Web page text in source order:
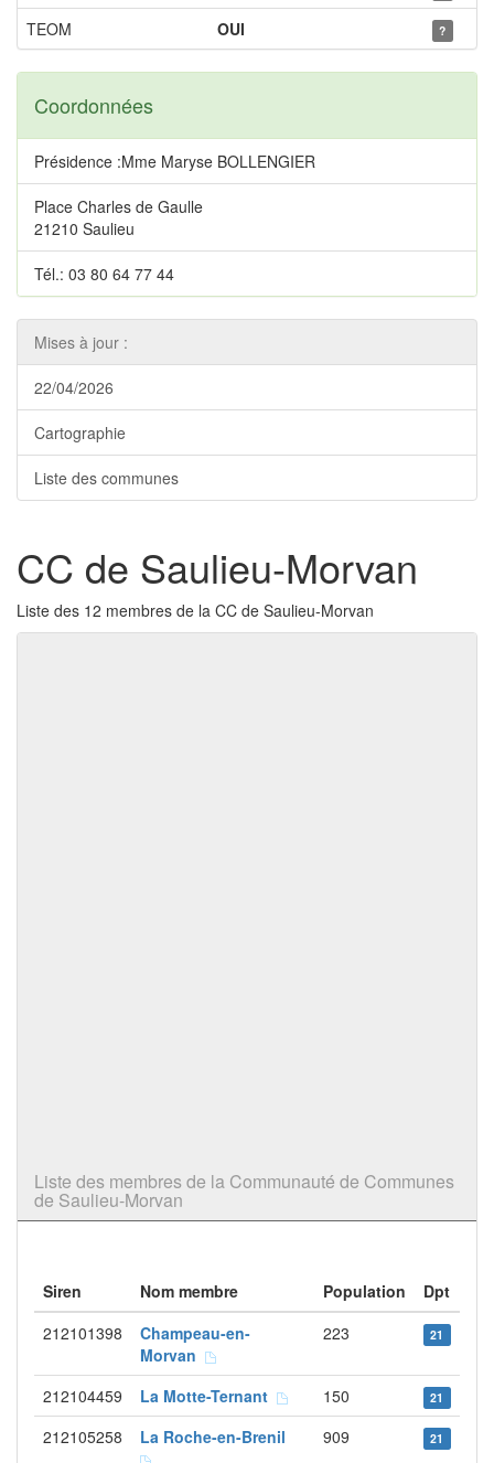
TEOM OUI ?
Coordonnées
Présidence :Mme Maryse BOLLENGIER
Place Charles de Gaulle
21210 Saulieu
Tél.: 03 80 64 77 44
Mises à jour :
22/04/2026
Cartographie
Liste des communes
CC de Saulieu-Morvan
Liste des 12 membres de la CC de Saulieu-Morvan
Liste des membres de la Communauté de Communes
de Saulieu-Morvan
Siren Nom membre Population
Dpt
212101398
Champeau-en-
Morvan
223 21
212104459 La Motte-Ternant 150 21
212105258 La Roche-en-Brenil 909 21